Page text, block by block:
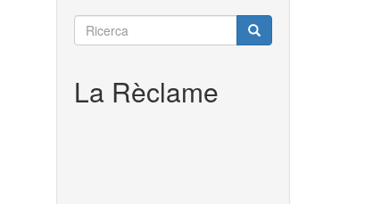
Ricerca
Ricerca Ricerca
La Rèclame